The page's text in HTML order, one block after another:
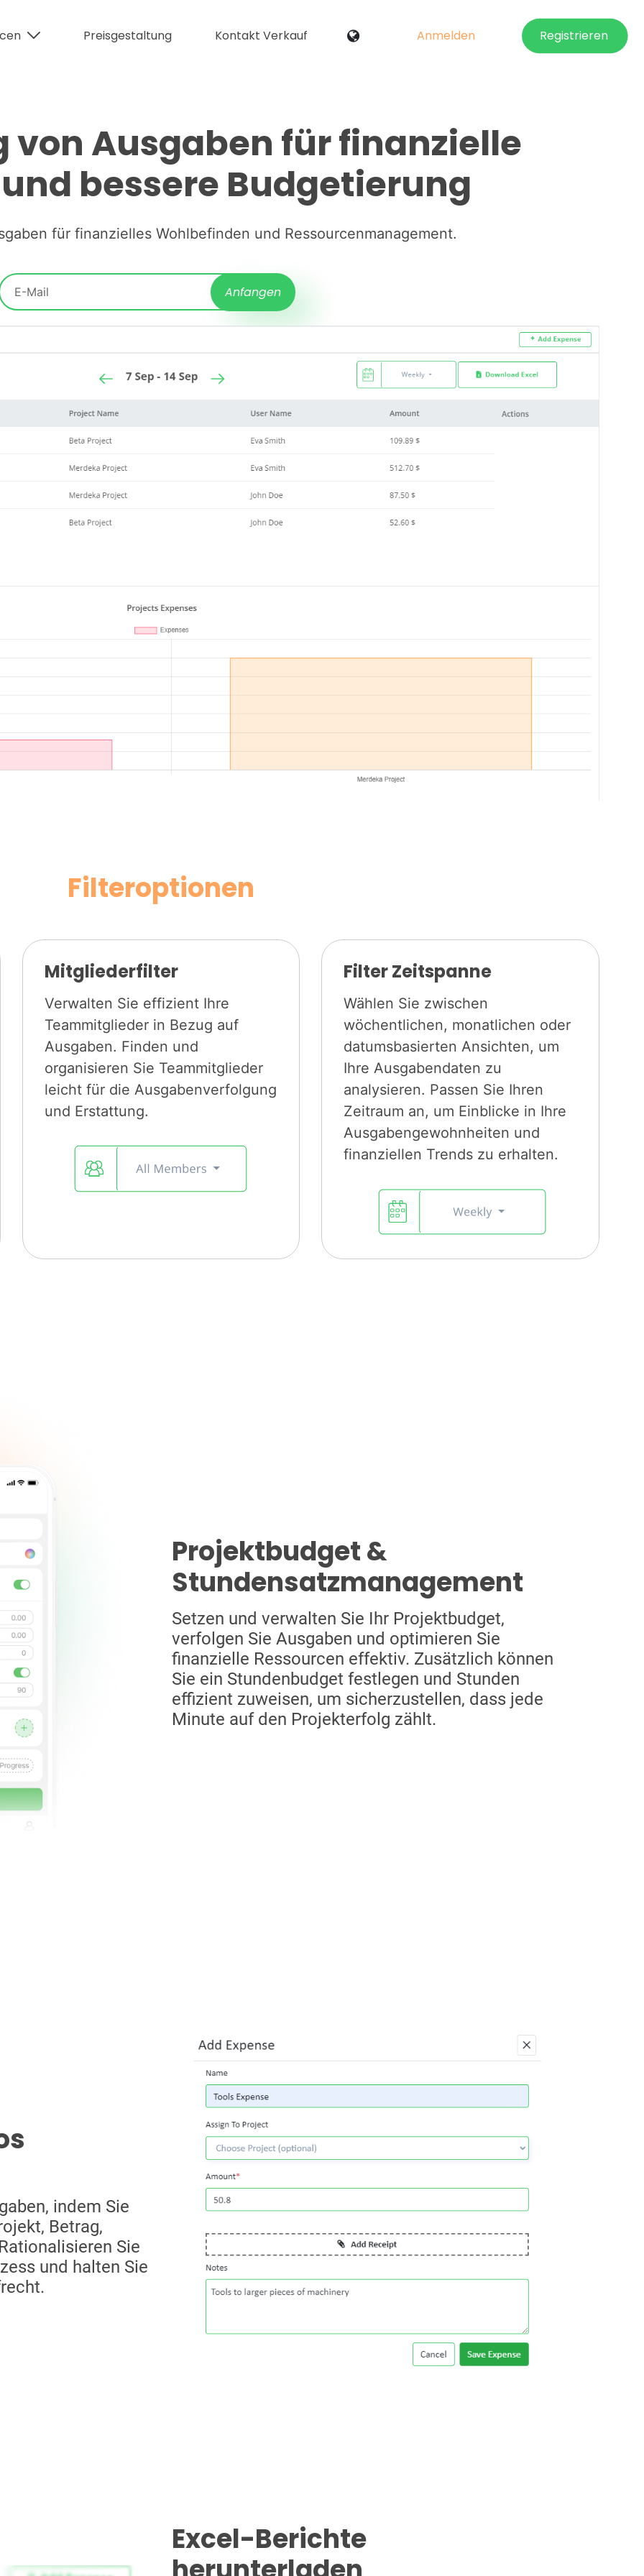
Preisgestaltung Kontakt Verkauf Anmelden Registrieren
Ausgaben für finanzielle
bessere Budgetierung
für finanzielles Wohlbefinden und Ressourcenmanagement.
Anfangen
Filteroptionen
Mitgliederfilter
Verwalten Sie effizient Ihre
Teammitglieder in Bezug auf
Ausgaben. Finden und
organisieren Sie Teammitglieder
leicht für die Ausgabenverfolgung
und Erstattung.
Filter Zeitspanne
Wählen Sie zwischen
wöchentlichen, monatlichen oder
datumsbasierten Ansichten, um
Ihre Ausgabendaten zu
analysieren. Passen Sie Ihren
Zeitraum an, um Einblicke in Ihre
Ausgabengewohnheiten und
finanziellen Trends zu erhalten.
Projektbudget &
Stundensatzmanagement
Setzen und verwalten Sie Ihr Projektbudget,
verfolgen Sie Ausgaben und optimieren Sie
finanzielle Ressourcen effektiv. Zusätzlich können
Sie ein Stundenbudget festlegen und Stunden
effizient zuweisen, um sicherzustellen, dass jede
Minute auf den Projekterfolg zählt.
indem Sie
Betrag,
Sie
und halten Sie
Excel-Berichte